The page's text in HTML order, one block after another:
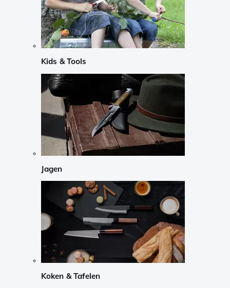
Kids & Tools
Jagen
Koken & Tafelen